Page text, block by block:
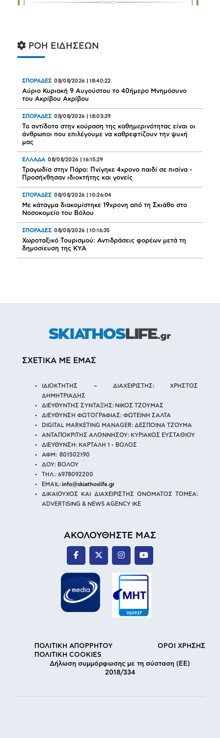
ΡΟΗ ΕΙΔΗΣΕΩΝ
ΣΠΟΡΑΔΕΣ 08/08/2026 18:40:22
Αύριο Κυριακή 9 Αυγούστου το 40ήμερο Μνημόσυνο
του Ακρίβου Ακρίβου
ΣΠΟΡΑΔΕΣ 08/08/2026 18:03:29
Το αντίδοτο στην κούραση της καθημερινότητας είναι οι
άνθρωποι που επιλέγουμε να καθρεφτίζουν την ψυχή
μας
ΕΛΛΑΔΑ 08/08/2026 16:15:29
Τραγωδία στην Πάρο: Πνίγηκε 4χρονο παιδί σε πισίνα -
Προσήχθησαν ιδιοκτήτης και γονείς
ΣΠΟΡΑΔΕΣ 08/08/2026 10:26:04
Mε κάταγμα διακομίστηκε 19χρονη από τη Σκιάθο στο
Νοσοκομείο του Βόλου
ΣΠΟΡΑΔΕΣ 08/08/2026 10:16:35
Χωροταξικό Τουρισμού: Αντιδράσεις φορέων μετά τη
δημοσίευση της ΚΥΑ
ΣΧΕΤΙΚΑ ΜΕ ΕΜΑΣ
ΙΔΙΟΚΤΗΤΗΣ – ΔΙΑΧΕΙΡΙΣΤΗΣ: ΧΡΗΣΤΟΣ
ΔΗΜΗΤΡΙΑΔΗΣ
ΔΙΕΥΘΥΝΤΗΣ ΣΥΝΤΑΞΗΣ: ΝΙΚΟΣ ΤΖΟΥΜΑΣ
ΔΙΕΥΘΥΝΣΗ ΦΩΤΟΓΡΑΦΙΑΣ: ΦΩΤΕΙΝΗ ΣΑΛΤΑ
DIGITAL MARKETING MANAGER: ΔΕΣΠΟΙΝΑ ΤΖΟΥΜΑ
ΑΝΤΑΠΟΚΡΙΤΗΣ ΑΛΟΝΝΗΣΟΥ: ΚΥΡΙΑΚΟΣ ΕΥΣΤΑΘΙΟΥ
ΔΙΕΥΘΥΝΣΗ: ΚΑΡΤΑΛΗ 1 - ΒΟΛΟΣ
ΑΦΜ: 801502190
ΔΟΥ: ΒΟΛΟΥ
ΤΗΛ.: 6978092200
EMAIL:info@skiathoslife.gr
ΔΙΚΑΙΟΥΧΟΣ ΚΑΙ ΔΙΑΧΕΙΡΙΣΤΗΣ ΟΝΟΜΑΤΟΣ ΤΟΜΕΑ:
ADVERTISING & NEWS AGENCY IKE
ΑΚΟΛΟΥΘΗΣΤΕ ΜΑΣ
ΠΟΛΙΤΙΚΗ ΑΠΟΡΡΗΤΟΥ
ΟΡΟΙ ΧΡΗΣΗΣ
ΠΟΛΙΤΙΚΗ COOKIES
Δήλωση συμμόρφωσης με τη σύσταση (ΕΕ)
2018/334